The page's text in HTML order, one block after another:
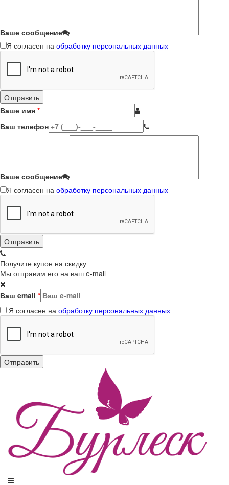
Ваше сообщение
Я согласен на обработку персональных данных
Ваше имя *
Ваш телефон
Ваше сообщение
Я согласен на обработку персональных данных
Получите купон на скидку
Мы отправим его на ваш e-mail
Ваш email *
Я согласен на обработку персональных данных